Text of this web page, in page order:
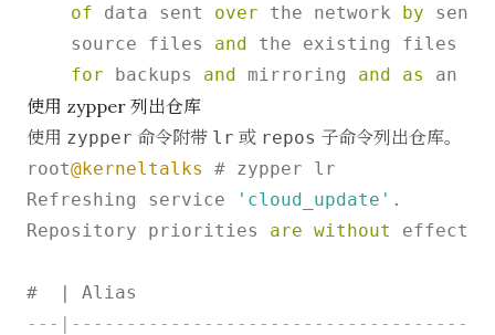
of data sent over the network by
    source files
and the existing files
for backups and mirroring and as an
使用 zypper 列出仓库
使用 zypper 命令附带 lr 或 repos 子命令列出仓库。
root@kerneltalks
# zypper lr
Refreshing service
'cloud_update' .
Repository priorities are without effect.
# |
---